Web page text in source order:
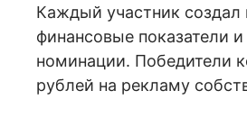
Каждый участник создал
финансовые показатели
номинации. Победители
рублей на рекламу